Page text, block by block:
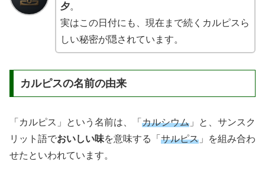
夕。
実はこの日付にも、現在まで続くカルピスら
しい秘密が隠されています。
カルピスの名前の由来
「カルピス」という名前は、「 カルシウム 」と、サンスク
リット語でおいしい味を意味する「 サルピス 」を組み合わ
せたといわれています。